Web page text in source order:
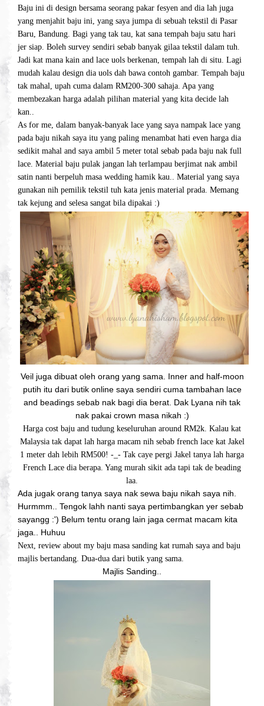
Baju ini di design bersama seorang pakar fesyen and dia lah juga
yang menjahit baju ini, yang saya jumpa di sebuah tekstil di Pasar
Baru, Bandung. Bagi yang tak tau, kat sana tempah baju satu hari
jer siap. Boleh survey sendiri sebab banyak gilaa tekstil dalam tuh.
Jadi kat mana kain and lace uols berkenan, tempah lah di situ. Lagi
mudah kalau design dia uols dah bawa contoh gambar. Tempah baju
tak mahal, upah cuma dalam RM200-300 sahaja. Apa yang
membezakan harga adalah pilihan material yang kita decide lah
kan..
As for me, dalam banyak-banyak lace yang saya nampak lace yang
pada baju nikah saya itu yang paling menambat hati even harga dia
sedikit mahal and saya ambil 5 meter total sebab pada baju nak full
lace. Material baju pulak jangan lah terlampau berjimat nak ambil
satin nanti berpeluh masa wedding hamik kau.. Material yang saya
gunakan nih pemilik tekstil tuh kata jenis material prada. Memang
tak kejung and selesa sangat bila dipakai :)
Veil juga dibuat oleh orang yang sama. Inner and half-moon
putih itu dari butik online saya sendiri cuma tambahan lace
and beadings sebab nak bagi dia berat. Dak Lyana nih tak
nak pakai crown masa nikah :)
Harga cost baju and tudung keseluruhan around RM2k. Kalau kat
Malaysia tak dapat lah harga macam nih sebab french lace kat Jakel
1 meter dah lebih RM500! -_- Tak caye pergi Jakel tanya lah harga
French Lace dia berapa. Yang murah sikit ada tapi tak de beading
laa.
Ada jugak orang tanya saya nak sewa baju nikah saya nih.
Hurmmm.. Tengok lahh nanti saya pertimbangkan yer sebab
sayangg :') Belum tentu orang lain jaga cermat macam kita
jaga.. Huhuu
Next, review about my baju masa sanding kat rumah saya and baju
majlis bertandang. Dua-dua dari butik yang sama.
Majlis Sanding..